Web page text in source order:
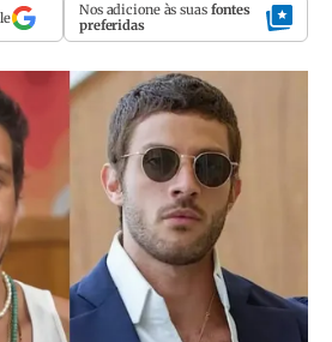
Nos adicione às suas fontes
preferidas